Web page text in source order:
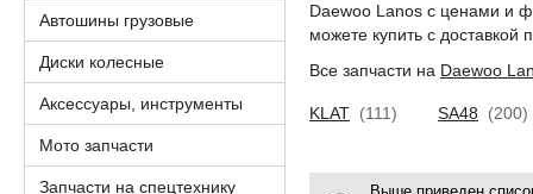
Daewoo Lanos с ценами и
можете купить с доставкой
Все запчасти на Daewoo
KLAT (111) SA48 (200)
Автошины грузовые
Диски колесные
Аксессуары, инструменты
Мото запчасти
Запчасти на спецтехнику